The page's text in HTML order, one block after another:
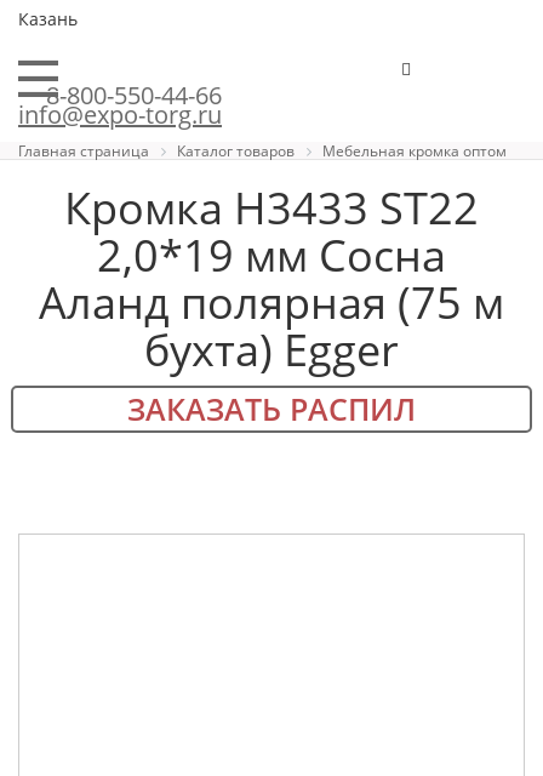
Казань
8-800-550-44-66
info@expo-torg.ru
Главная страница Каталог товаров Мебельная кромка оптом
Кромка H3433 ST22
2,0*19 мм Сосна
Аланд полярная (75 м
бухта) Egger
ЗАКАЗАТЬ РАСПИЛ